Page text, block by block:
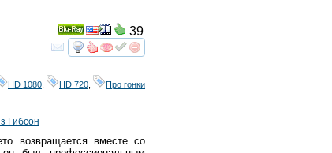
смотретьинтересует
Ray
39
HD 1080 HD 720 Про гонки
Гибсон
возвращается вместе со